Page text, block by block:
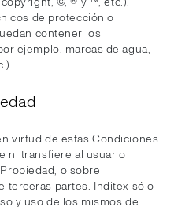
de protección o
contener los
ejemplo, marcas de agua,
virtud de estas Condiciones
ni transfiere al usuario
o sobre
terceras partes. Inditex sólo
y uso de los mismos de